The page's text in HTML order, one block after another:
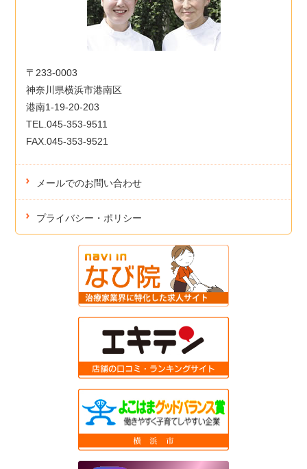
〒233-0003
神奈川県横浜市港南区
港南1-19-20-203
TEL.045-353-9511
FAX.045-353-9521
メールでのお問い合わせ
プライバシー・ポリシー